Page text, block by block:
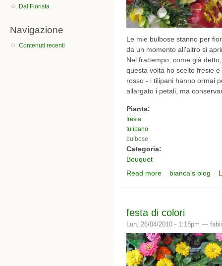
Dal Fiorista
Navigazione
Contenuti recenti
Le mie bulbose stanno per
da un momento all'altro si
Nel frattempo, come già
questa volta ho scelto fresie
rosso - i tilipani hanno ormai
allargato i petali, ma
Pianta:
fresia
tulipano
bulbose
Categoria:
Bouquet
Read more about i miei bouquet
bianca's blog
festa di colori
Lun, 26/04/2010 - 1:18pm —